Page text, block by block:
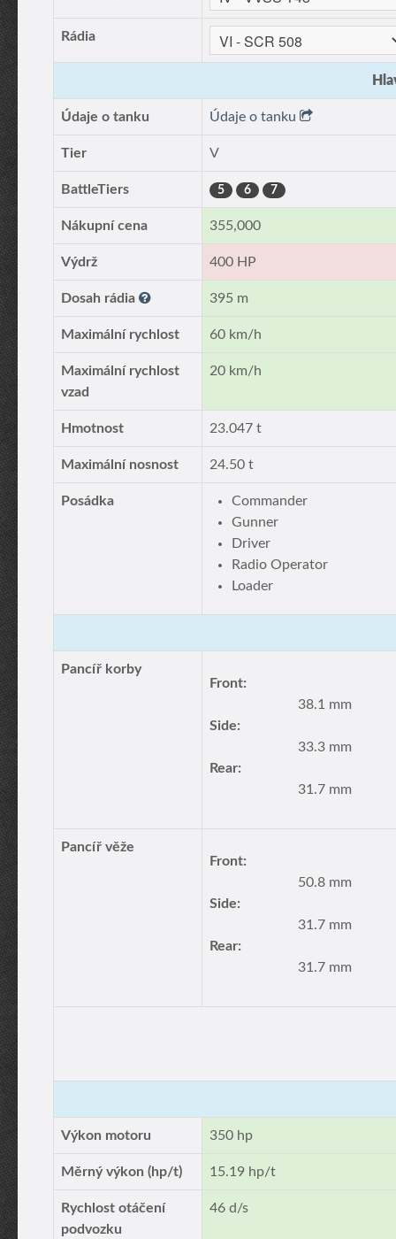
Rádia
Údaje o tanku Údaje o tanku
Tier V
BattleTiers 5 6 7
Nákupní cena 355,000
Výdrž 400 HP
Dosah rádia 395 m
Maximální rychlost 60 km/h
Maximální rychlost
vzad
20 km/h
Hmotnost 23.047 t
Maximální nosnost 24.50 t
Posádka
Commander
Gunner
Driver
Radio Operator
Loader
Pancíř korby
Front:
38.1 mm
Side:
33.3 mm
Rear:
31.7 mm
Pancíř věže
Front:
50.8 mm
Side:
31.7 mm
Rear:
31.7 mm
Výkon motoru 350 hp
Měrný výkon (hp/t) 15.19 hp/t
Rychlost otáčení
podvozku
46 d/s